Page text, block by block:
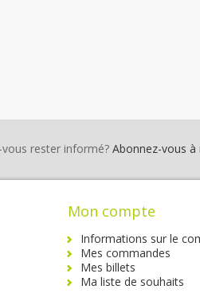
vous rester informé?Abonnez-vous à
Mon compte
Informations sur le
Mes commandes
Mes billets
Ma liste de souhaits